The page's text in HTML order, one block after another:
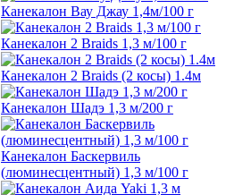
Канекалон Вау Джау 1,4м/100 г
Канекалон 2 Braids 1,3 м/100 г
Канекалон 2 Braids (2 косы) 1.4м
Канекалон Шадэ 1,3 м/200 г
Канекалон Баскервиль
(люминесцентный) 1,3 м/100 г